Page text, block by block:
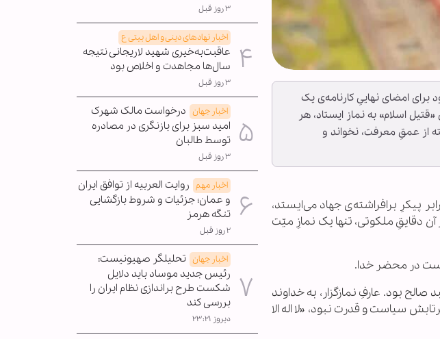
برای امضای نهاییِ کارنامه‌ی یک
اسلام» به نماز ایستاد، هر
از عمقِ معرفت، نخواند و
پیکرِ برافراشته‌ی جهاد می‌ایستد،
دقایقِ ملکوتی، تنها یک نمازِ میّت
است در محضر خدا.
بود. عارفِ نمازگزار، به خداوند
سیاست و قدرت نبود، «لا اله الا
۳ روز قبل
اخبار نهادهای دینی و اهل بیتی ع
عاقبت‌به‌خیری شهید لاریجانی نتیجه
سال‌ها مجاهدت و اخلاص بود
۳ روز قبل
اخبار جهان درخواست مالک شهرک
امید سبز برای بازنگری در مصادره
توسط طالبان
۳ روز قبل
اخبار مهم روایت العربیه از توافق ایران
و عمان؛ جزئیات و شروط بازگشایی
تنگه هرمز
۲ روز قبل
اخبار جهان تحلیلگر صهیونیست:
رئیس جدید موساد باید دلایل
شکست طرح براندازی نظام ایران را
بررسی کند
دیروز ۲۳:۲۱